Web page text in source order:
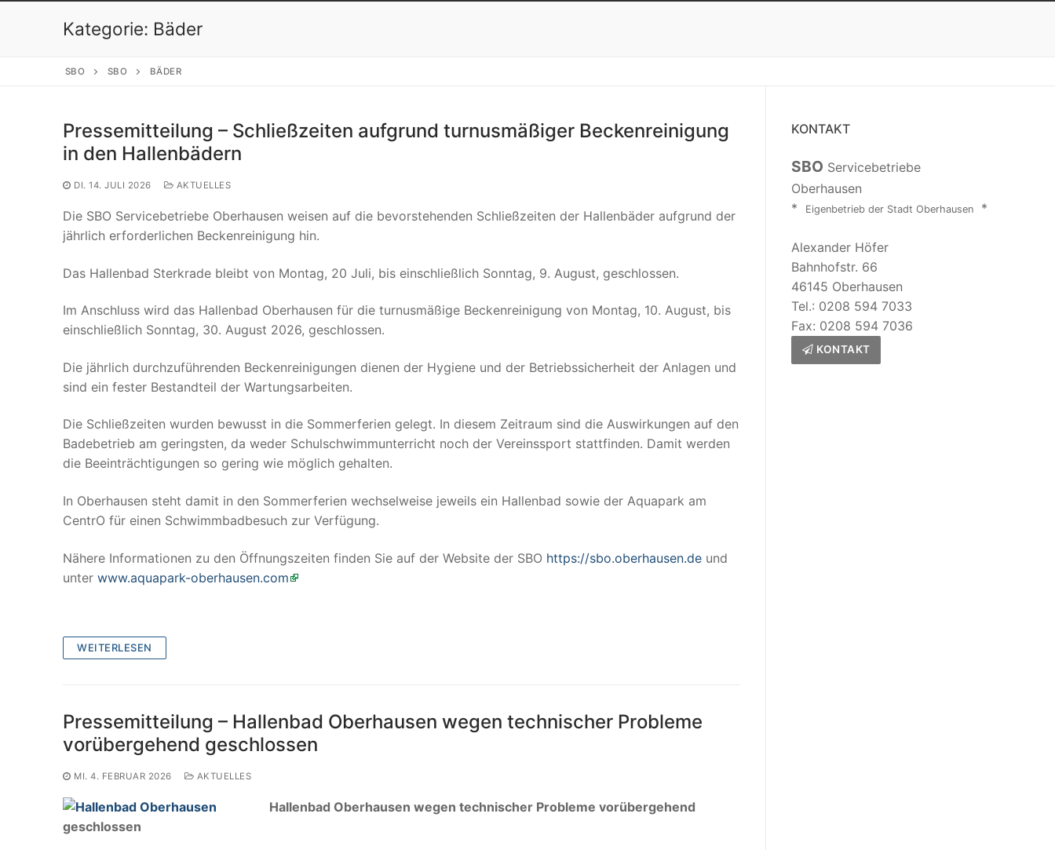
Kategorie: Bäder
SBO SBO BÄDER
Pressemitteilung – Schließzeiten aufgrund turnusmäßiger Beckenreinigung
in den Hallenbädern
DI. 14. JULI 2026 AKTUELLES
Die SBO Servicebetriebe Oberhausen weisen auf die bevorstehenden Schließzeiten der Hallenbäder aufgrund der
jährlich erforderlichen Beckenreinigung hin.
Das Hallenbad Sterkrade bleibt von Montag, 20 Juli, bis einschließlich Sonntag, 9. August, geschlossen.
Im Anschluss wird das Hallenbad Oberhausen für die turnusmäßige Beckenreinigung von Montag, 10. August, bis
einschließlich Sonntag, 30. August 2026, geschlossen.
Die jährlich durchzuführenden Beckenreinigungen dienen der Hygiene und der Betriebssicherheit der Anlagen und
sind ein fester Bestandteil der Wartungsarbeiten.
Die Schließzeiten wurden bewusst in die Sommerferien gelegt. In diesem Zeitraum sind die Auswirkungen auf den
Badebetrieb am geringsten, da weder Schulschwimmunterricht noch der Vereinssport stattfinden. Damit werden
die Beeinträchtigungen so gering wie möglich gehalten.
In Oberhausen steht damit in den Sommerferien wechselweise jeweils ein Hallenbad sowie der Aquapark am
CentrO für einen Schwimmbadbesuch zur Verfügung.
Nähere Informationen zu den Öffnungszeiten finden Sie auf der Website der SBO https://sbo.oberhausen.de und
unter www.aquapark-oberhausen.com
WEITERLESEN
Pressemitteilung – Hallenbad Oberhausen wegen technischer Probleme
vorübergehend geschlossen
MI. 4. FEBRUAR 2026 AKTUELLES
Hallenbad Oberhausen wegen technischer Probleme vorübergehend
geschlossen
KONTAKT
SBO Servicebetriebe
Oberhausen
*
Eigenbetrieb der Stadt Oberhausen *
Alexander Höfer
Bahnhofstr. 66
46145 Oberhausen
Tel.: 0208 594 7033
Fax: 0208 594 7036
KONTAKT